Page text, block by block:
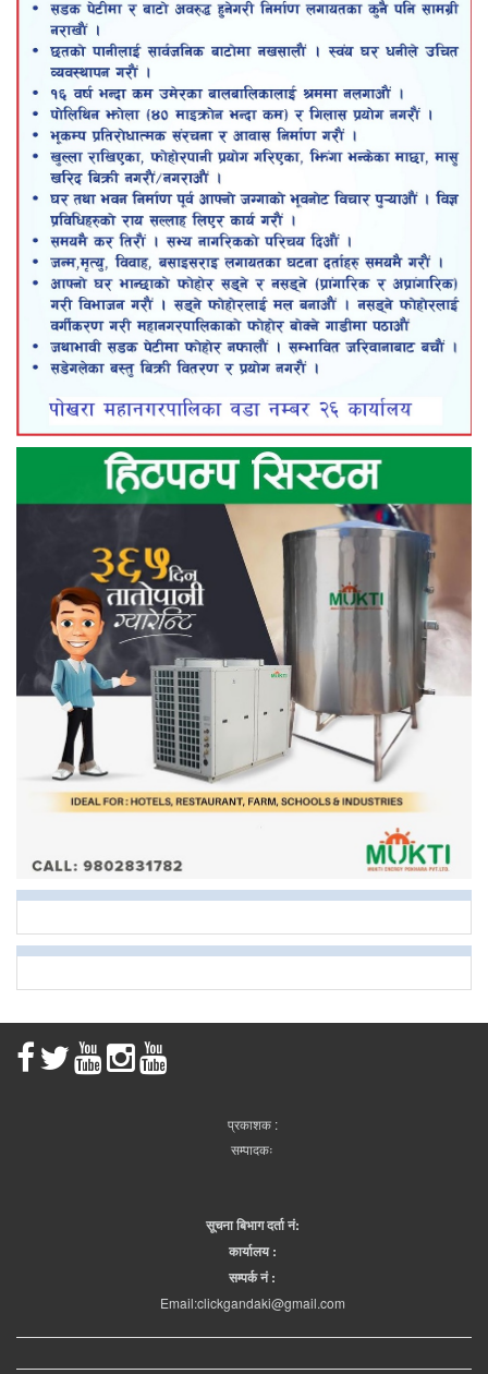
प्रकाशक :
सम्पादकः
सूचना बिभाग दर्ता नं:
कार्यालय :
सम्पर्क नं :
Email:clickgandaki@gmail.com